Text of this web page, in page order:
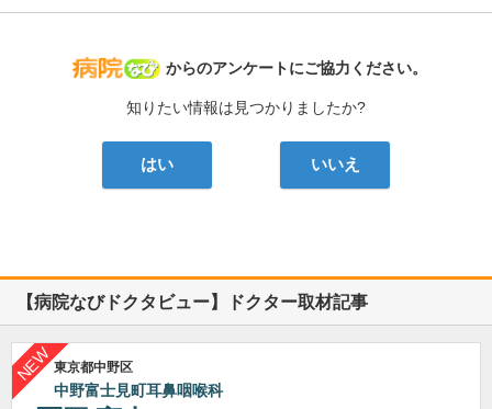
病院なび
からのアンケートにご協力ください。
知りたい情報は見つかりましたか?
はい いいえ
【病院なびドクタビュー】ドクター取材記事
東京都中野区
中野富士見町耳鼻咽喉科